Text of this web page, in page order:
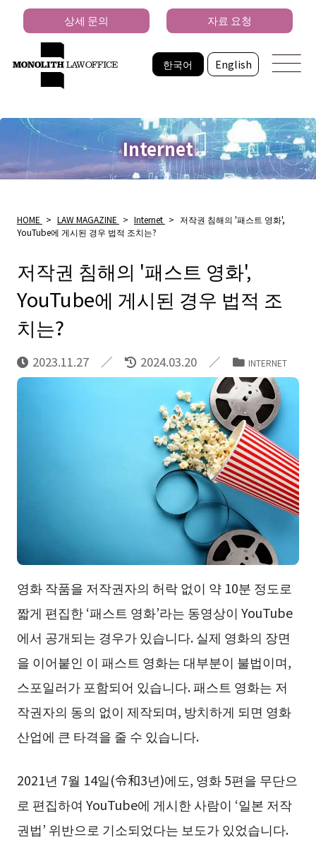
한국어 English
상세 문의 자료 요청
Internet
HOME > LAW MAGAZINE > Internet > 저작권 침해의 '패스트 영화',
YouTube에 게시된 경우 법적 조치는?
저작권 침해의 '패스트 영화',
YouTube에 게시된 경우 법적 조
치는?
2023.11.27 2024.03.20 INTERNET
영화 작품을 저작권자의 허락 없이 약 10분 정도로
짧게 편집한 ‘패스트 영화’라는 동영상이 YouTube
에서 공개되는 경우가 있습니다. 실제 영화의 장면
을 이어붙인 이 패스트 영화는 대부분이 불법이며,
스포일러가 포함되어 있습니다. 패스트 영화는 저
작권자의 동의 없이 제작되며, 방치하게 되면 영화
산업에 큰 타격을 줄 수 있습니다.
2021년 7월 14일(令和3년)에도, 영화 5편을 무단으
로 편집하여 YouTube에 게시한 사람이 ‘일본 저작
권법’ 위반으로 기소되었다는 보도가 있었습니다.